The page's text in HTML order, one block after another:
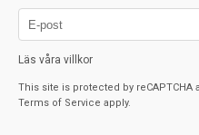
Läs våra villkor
This site is protected by reCAPTCHA
Terms of Service apply.